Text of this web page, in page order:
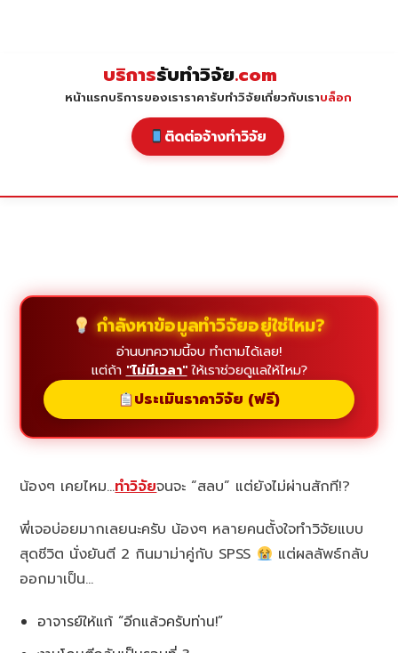
บริการรับทำวิจัย.com
หน้าแรกบริการของเราราคารับทำวิจัยเกี่ยวกับเราบล็อก
ติดต่อจ้างทำวิจัย
กำลังหาข้อมูลทำวิจัยอยู่ใช่ไหม?
อ่านบทความนี้จบ ทำตามได้เลย!
แต่ถ้า "ไม่มีเวลา"ให้เราช่วยดูแลให้ไหม?
ประเมินราคาวิจัย (ฟรี)
น้องๆ เคยไหม…ทำวิจัยจนจะ “สลบ” แต่ยังไม่ผ่านสักที!?
พี่เจอบ่อยมากเลยนะครับ น้องๆ หลายคนตั้งใจทำวิจัยแบบ
สุดชีวิต นั่งยันตี 2 กินมาม่าคู่กับ SPSS
แต่ผลลัพธ์กลับ
ออกมาเป็น…
อาจารย์ให้แก้ “อีกแล้วครับท่าน!”